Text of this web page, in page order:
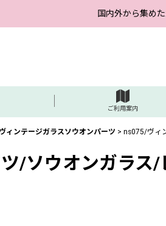
国内外から集め
ご利用案内
ヴィンテージガラスソウオンパーツ > ns075/ヴィ
/ソウオンガラス/